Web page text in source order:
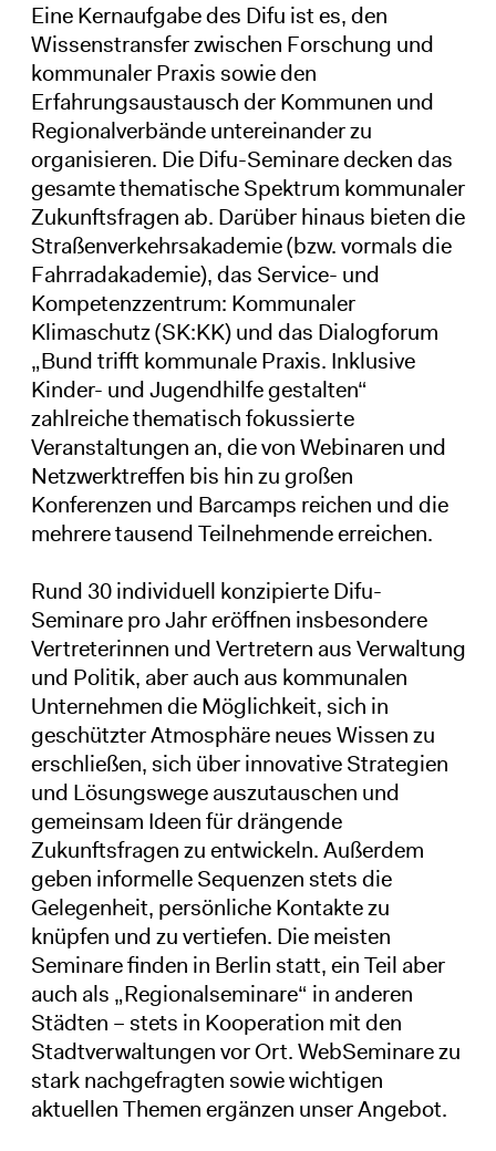
Eine Kernaufgabe des Difu ist es, den
Wissenstransfer zwischen Forschung und
kommunaler Praxis sowie den
Erfahrungsaustausch der Kommunen und
Regionalverbände untereinander zu
organisieren. Die Difu-Seminare decken das
gesamte thematische Spektrum kommunaler
Zukunftsfragen ab. Darüber hinaus bieten die
Straßenverkehrsakademie (bzw. vormals die
Fahrradakademie), das Service- und
Kompetenzzentrum: Kommunaler
Klimaschutz (SK:KK) und das Dialogforum
„Bund trifft kommunale Praxis. Inklusive
Kinder- und Jugendhilfe gestalten“
zahlreiche thematisch fokussierte
Veranstaltungen an, die von Webinaren und
Netzwerktreffen bis hin zu großen
Konferenzen und Barcamps reichen und die
mehrere tausend Teilnehmende erreichen.
Rund 30 individuell konzipierte Difu-
Seminare pro Jahr eröffnen insbesondere
Vertreterinnen und Vertretern aus Verwaltung
und Politik, aber auch aus kommunalen
Unternehmen die Möglichkeit, sich in
geschützter Atmosphäre neues Wissen zu
erschließen, sich über innovative Strategien
und Lösungswege auszutauschen und
gemeinsam Ideen für drängende
Zukunftsfragen zu entwickeln. Außerdem
geben informelle Sequenzen stets die
Gelegenheit, persönliche Kontakte zu
knüpfen und zu vertiefen. Die meisten
Seminare finden in Berlin statt, ein Teil aber
auch als „Regionalseminare“ in anderen
Städten – stets in Kooperation mit den
Stadtverwaltungen vor Ort. WebSeminare zu
stark nachgefragten sowie wichtigen
aktuellen Themen ergänzen unser Angebot.